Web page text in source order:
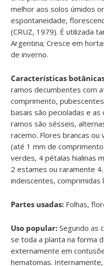
melhor aos solos úmidos
espontaneidade,
(CRUZ, 1979). É utilizada
Argentina; Cresce em
de inverno.
Características
ramos decumbentes com
comprimento,
basais são pecioladas e
ramos são sésseis,
racemo. Flores brancas
(até 1 mm de
verdes, 4 pétalas hialinas
2 estames ou raramente
indeiscentes, comprimidas
Partes usadas: Folhas,
Uso popular:Segundo as
se toda a planta na forma
externamente em
hematomas.